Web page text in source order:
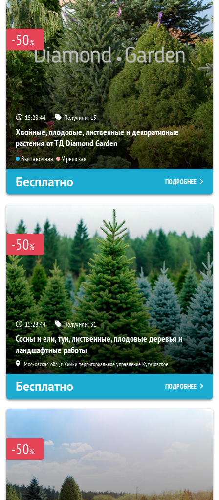
-50%
15:28:42 Получили:15
Хвойные, плодовые, лиственные и декоративные
растения от ТД Diamond Garden
Выставочная Угрешская
Бесплатно ПОДРОБНЕЕ
-50%
15:28:42 Получили:31
Сосны и ели, туи, лиственные, плодовые деревья и
ландшафтные работы
Московская обл., г. Химки, территориальное управление Кутузовское
Бесплатно ПОДРОБНЕЕ
-50%